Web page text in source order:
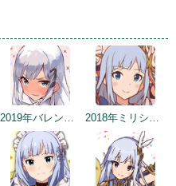
2019年バレンタイントップ画面 2018年ミリシタ感謝祭